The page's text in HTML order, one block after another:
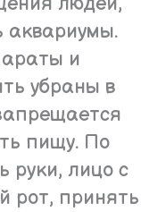
аквариумы.
и
убраны в
пищу. По
руки, лицо с
рот, принять